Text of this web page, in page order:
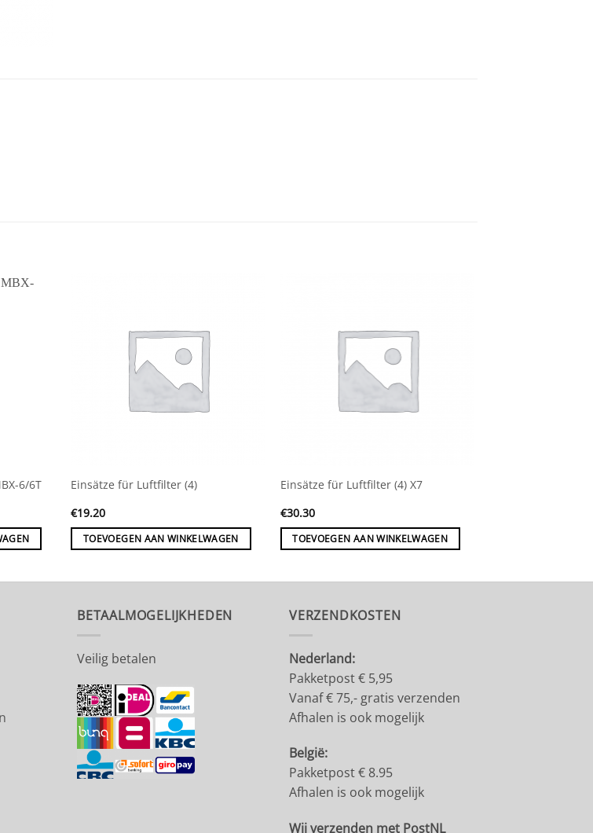
6/6T
Einsätze für Luftfilter (4)
€19.20
TOEVOEGEN AAN WINKELWAGEN
Einsätze für Luftfilter (4) X7
€30.30
TOEVOEGEN AAN WINKELWAGEN
BETAALMOGELIJKHEDEN
Veilig betalen
VERZENDKOSTEN
Nederland:
Pakketpost € 5,95
Vanaf € 75,- gratis verzenden
Afhalen is ook mogelijk
België:
Pakketpost € 8.95
Afhalen is ook mogelijk
Wij verzenden met PostNL